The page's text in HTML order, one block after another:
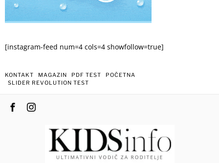
[instagram-feed num=4 cols=4 showfollow=true]
KONTAKT MAGAZIN PDF TEST
POČETNA
SLIDER REVOLUTION TEST